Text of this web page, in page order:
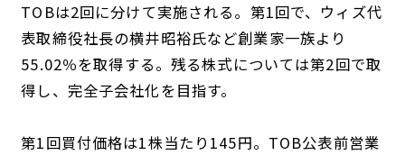
TOBは2回に分けて実施される。第1回で、ウィズ代
表取締役社長の横井昭裕氏など創業家一族より
55.02％を取得する。残る株式については第2回で取
得し、完全子会社化を目指す。
第1回買付価格は1株当たり145円。TOB公表前営業